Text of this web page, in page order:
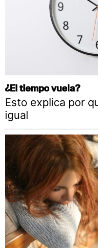
¿El tiempo vuela?
Esto explica por
igual